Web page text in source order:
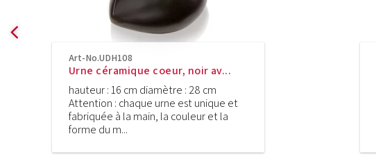
Art-No.UDH108
Urne céramique coeur, noir av...
hauteur : 16 cm diamètre : 28 cm
Attention : chaque urne est unique et
fabriquée à la main, la couleur et la
forme du m...